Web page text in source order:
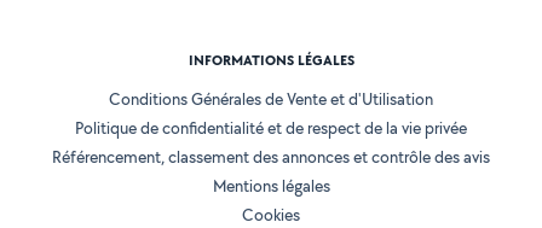
INFORMATIONS LÉGALES
Conditions Générales de Vente et d'Utilisation
Politique de confidentialité et de respect de la vie privée
Référencement, classement des annonces et contrôle des avis
Mentions légales
Cookies